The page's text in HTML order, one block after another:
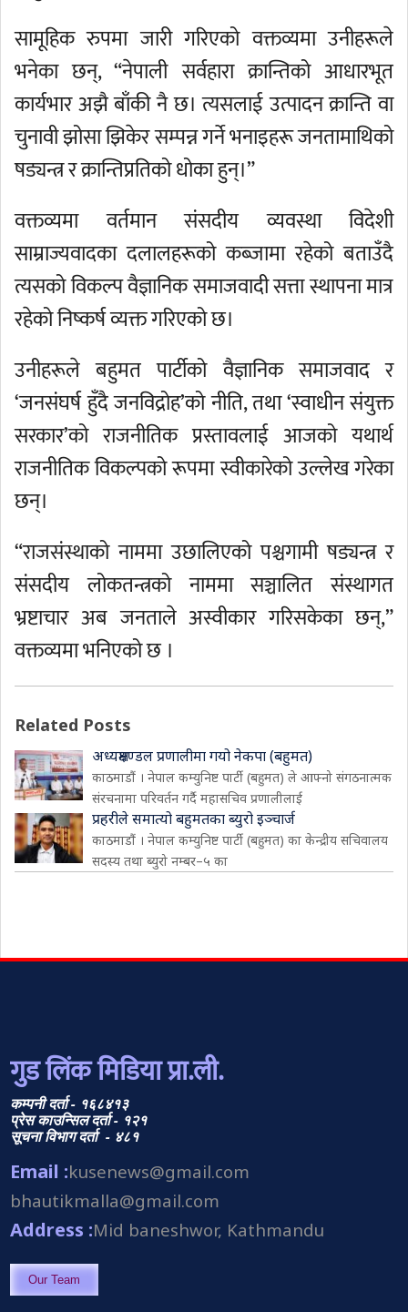
सामूहिक रुपमा जारी गरिएको वक्तव्यमा उनीहरूले
भनेका छन्, “नेपाली सर्वहारा क्रान्तिको आधारभूत
कार्यभार अझै बाँकी नै छ। त्यसलाई उत्पादन क्रान्ति वा
चुनावी झोसा झिकेर सम्पन्न गर्ने भनाइहरू जनतामाथिको
षड्यन्त्र र क्रान्तिप्रतिको धोका हुन्।”
वक्तव्यमा वर्तमान संसदीय व्यवस्था विदेशी
साम्राज्यवादका दलालहरूको कब्जामा रहेको बताउँदै
त्यसको विकल्प वैज्ञानिक समाजवादी सत्ता स्थापना मात्र
रहेको निष्कर्ष व्यक्त गरिएको छ।
उनीहरूले बहुमत पार्टीको वैज्ञानिक समाजवाद र
‘जनसंघर्ष हुँदै जनविद्रोह’को नीति, तथा ‘स्वाधीन संयुक्त
सरकार’को राजनीतिक प्रस्तावलाई आजको यथार्थ
राजनीतिक विकल्पको रूपमा स्वीकारेको उल्लेख गरेका
छन्।
“राजसंस्थाको नाममा उछालिएको पश्चगामी षड्यन्त्र र
संसदीय लोकतन्त्रको नाममा सञ्चालित संस्थागत
भ्रष्टाचार अब जनताले अस्वीकार गरिसकेका छन्,”
वक्तव्यमा भनिएको छ ।
Related Posts
अध्यक्षमण्डल प्रणालीमा गयो नेकपा (बहुमत)
काठमाडौं । नेपाल कम्युनिष्ट पार्टी (बहुमत) ले आफ्नो संगठनात्मक
संरचनामा परिवर्तन गर्दै महासचिव प्रणालीलाई
प्रहरीले समात्यो बहुमतका ब्युरो इञ्चार्ज
काठमाडौं । नेपाल कम्युनिष्ट पार्टी (बहुमत) का केन्द्रीय सचिवालय
सदस्य तथा ब्युरो नम्बर–५ का
गुड लिंक मिडिया प्रा.ली.
कम्पनी दर्ता - १६८४१३
प्रेस काउन्सिल दर्ता - १२१
सूचना विभाग दर्ता - ४८१
Email :kusenews@gmail.com
bhautikmalla@gmail.com
Address :Mid baneshwor, Kathmandu
Our Team